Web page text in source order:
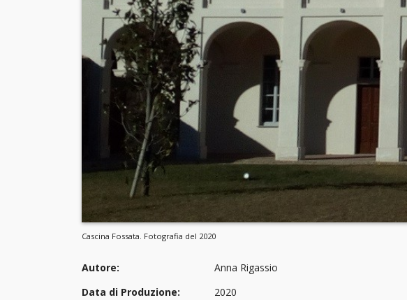
Cascina Fossata. Fotografia del 2020
Autore:
Anna Rigassio
Data di Produzione:
2020